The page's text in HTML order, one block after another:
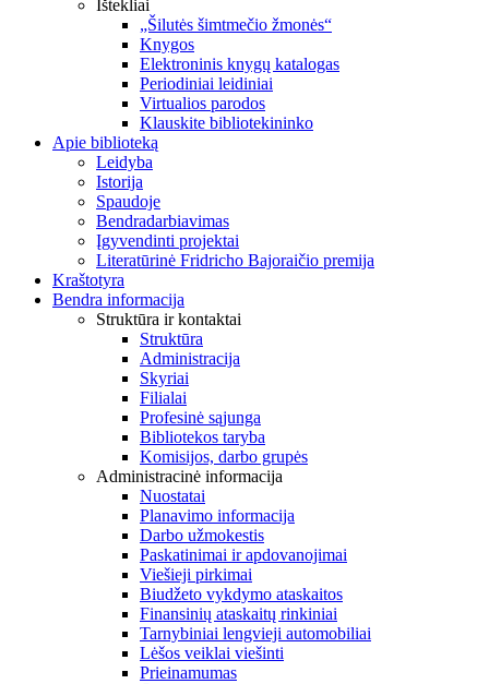
Ištekliai
„Šilutės šimtmečio žmonės“
Knygos
Elektroninis knygų katalogas
Periodiniai leidiniai
Virtualios parodos
Klauskite bibliotekininko
Apie biblioteką
Leidyba
Istorija
Spaudoje
Bendradarbiavimas
Įgyvendinti projektai
Literatūrinė Fridricho Bajoraičio premija
Kraštotyra
Bendra informacija
Struktūra ir kontaktai
Struktūra
Administracija
Skyriai
Filialai
Profesinė sąjunga
Bibliotekos taryba
Komisijos, darbo grupės
Administracinė informacija
Nuostatai
Planavimo informacija
Darbo užmokestis
Paskatinimai ir apdovanojimai
Viešieji pirkimai
Biudžeto vykdymo ataskaitos
Finansinių ataskaitų rinkiniai
Tarnybiniai lengvieji automobiliai
Lėšos veiklai viešinti
Prieinamumas